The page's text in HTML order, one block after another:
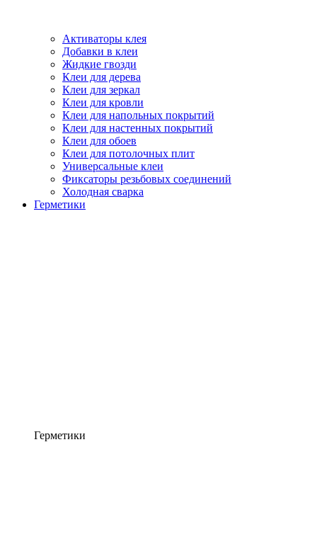
Активаторы клея
Добавки в клеи
Жидкие гвозди
Клеи для дерева
Клеи для зеркал
Клеи для кровли
Клеи для напольных покрытий
Клеи для настенных покрытий
Клеи для обоев
Клеи для потолочных плит
Универсальные клеи
Фиксаторы резьбовых соединений
Холодная сварка
Герметики
Герметики